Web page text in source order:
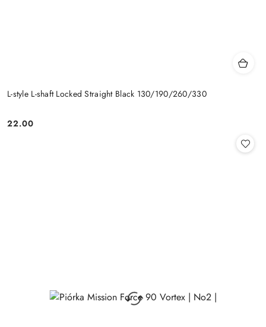
L-style L-shaft Locked Straight Black 130/190/260/330
Cena:
22.00